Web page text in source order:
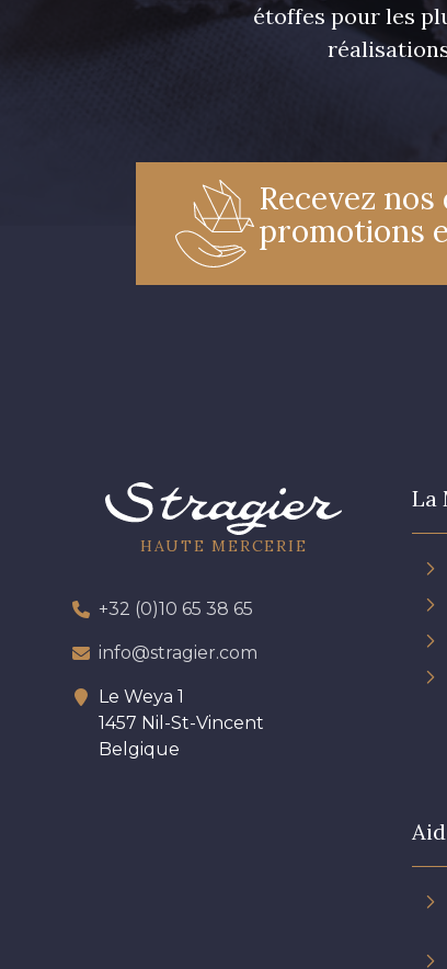
étoffes pour les
Recevez
promotions
HAUTE MERCERIE
+32 (0)10 65 38 65
info@stragier.com
Le Weya 1
1457 Nil-St-Vincent
Belgique
La